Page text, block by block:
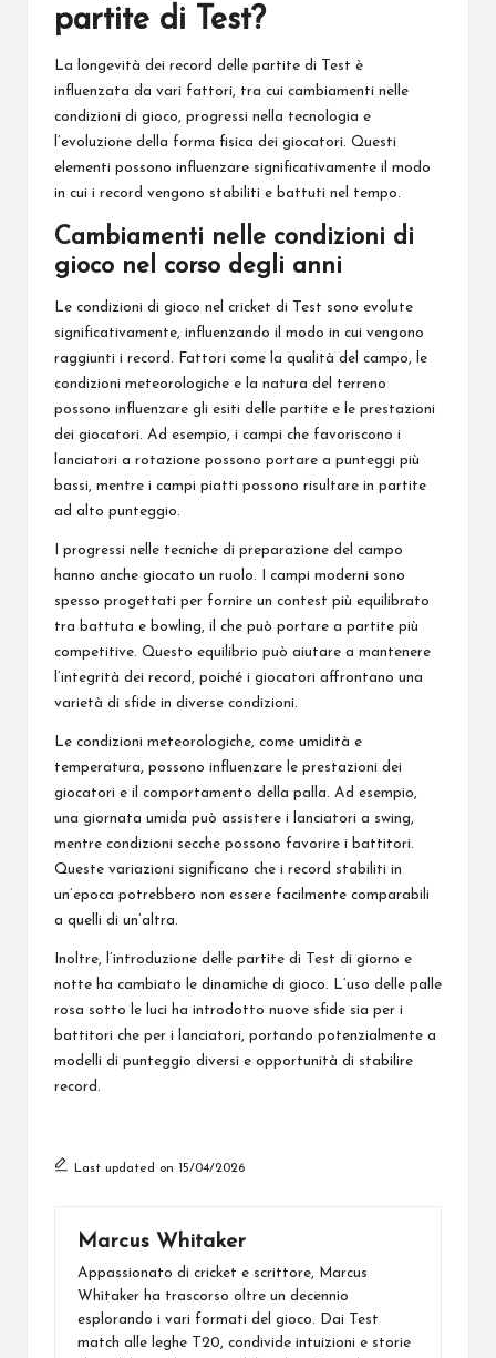
partite di Test?
La longevità dei record delle partite di Test è
influenzata da vari fattori, tra cui cambiamenti nelle
condizioni di gioco, progressi nella tecnologia e
l’evoluzione della forma fisica dei giocatori. Questi
elementi possono influenzare significativamente il modo
in cui i record vengono stabiliti e battuti nel tempo.
Cambiamenti nelle condizioni di
gioco nel corso degli anni
Le condizioni di gioco nel cricket di Test sono evolute
significativamente, influenzando il modo in cui vengono
raggiunti i record. Fattori come la qualità del campo, le
condizioni meteorologiche e la natura del terreno
possono influenzare gli esiti delle partite e le prestazioni
dei giocatori. Ad esempio, i campi che favoriscono i
lanciatori a rotazione possono portare a punteggi più
bassi, mentre i campi piatti possono risultare in partite
ad alto punteggio.
I progressi nelle tecniche di preparazione del campo
hanno anche giocato un ruolo. I campi moderni sono
spesso progettati per fornire un contest più equilibrato
tra battuta e bowling, il che può portare a partite più
competitive. Questo equilibrio può aiutare a mantenere
l’integrità dei record, poiché i giocatori affrontano una
varietà di sfide in diverse condizioni.
Le condizioni meteorologiche, come umidità e
temperatura, possono influenzare le prestazioni dei
giocatori e il comportamento della palla. Ad esempio,
una giornata umida può assistere i lanciatori a swing,
mentre condizioni secche possono favorire i battitori.
Queste variazioni significano che i record stabiliti in
un’epoca potrebbero non essere facilmente comparabili
a quelli di un’altra.
Inoltre, l’introduzione delle partite di Test di giorno e
notte ha cambiato le dinamiche di gioco. L’uso delle palle
rosa sotto le luci ha introdotto nuove sfide sia per i
battitori che per i lanciatori, portando potenzialmente a
modelli di punteggio diversi e opportunità di stabilire
record.
Last updated on 15/04/2026
Marcus Whitaker
Appassionato di cricket e scrittore, Marcus
Whitaker ha trascorso oltre un decennio
esplorando i vari formati del gioco. Dai Test
match alle leghe T20, condivide intuizioni e storie